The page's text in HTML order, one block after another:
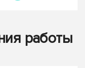
работы